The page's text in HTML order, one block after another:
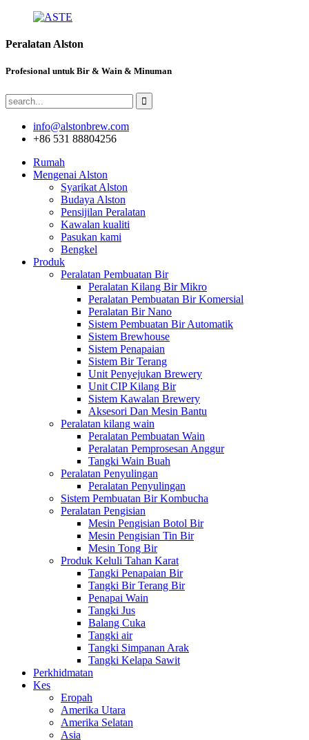
Peralatan Alston
Profesional untuk Bir & Wain & Minuman
info@alstonbrew.com
+86 531 88804256
Rumah
Mengenai Alston
Syarikat Alston
Budaya Alston
Pensijilan Peralatan
Kawalan kualiti
Pasukan kami
Bengkel
Produk
Peralatan Pembuatan Bir
Peralatan Kilang Bir Mikro
Peralatan Pembuatan Bir Komersial
Peralatan Bir Nano
Sistem Pembuatan Bir Automatik
Sistem Brewhouse
Sistem Penapaian
Sistem Bir Terang
Unit Penyejukan Brewery
Unit CIP Kilang Bir
Sistem Kawalan Brewery
Aksesori Dan Mesin Bantu
Peralatan kilang wain
Peralatan Pembuatan Wain
Peralatan Pemprosesan Anggur
Tangki Wain Buah
Peralatan Penyulingan
Peralatan Penyulingan
Sistem Pembuatan Bir Kombucha
Peralatan Pengisian
Mesin Pengisian Botol Bir
Mesin Pengisian Tin Bir
Mesin Tong Bir
Produk Keluli Tahan Karat
Tangki Penapaian Bir
Tangki Bir Terang Bir
Penapai Wain
Tangki Jus
Balang Cuka
Tangki air
Tangki Simpanan Arak
Tangki Kelapa Sawit
Perkhidmatan
Kes
Eropah
Amerika Utara
Amerika Selatan
Asia